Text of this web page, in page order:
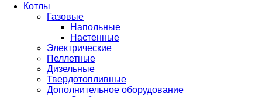
Котлы
Газовые
Напольные
Настенные
Электрические
Пеллетные
Дизельные
Твердотопливные
Дополнительное оборудование